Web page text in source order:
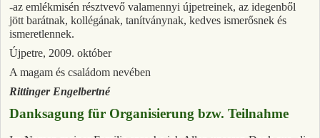
-az emlékmisén résztvevő valamennyi újpetreinek, az idegenből
jött barátnak, kollégának, tanítványnak, kedves ismerősnek és
ismeretlennek.
Újpetre, 2009. október
A magam és családom nevében
Rittinger Engelbertné
Danksagung für Organisierung bzw. Teilnahme